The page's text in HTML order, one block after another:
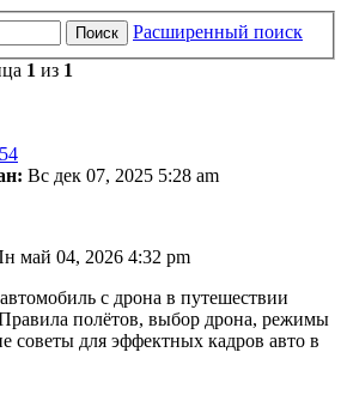
Поиск
Расширенный поиск
1 из 1
Вс дек 07, 2025 5:28 am
май 04, 2026 4:32 pm
с дрона в путешествии
полётов, выбор дрона, режимы
советы для эффектных кадров авто в